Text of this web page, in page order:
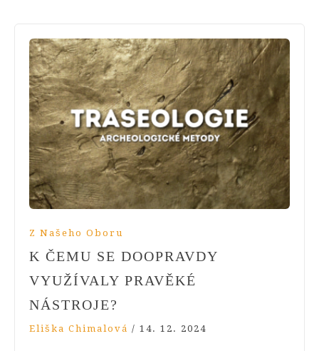
Z Našeho Oboru
K ČEMU SE DOOPRAVDY
VYUŽÍVALY PRAVĚKÉ
NÁSTROJE?
Eliška Chimalová / 14. 12. 2024